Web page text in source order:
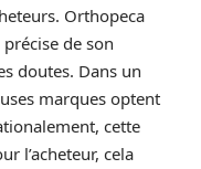
Orthopeca
de son
doutes. Dans un
marques optent
cette
l’acheteur, cela